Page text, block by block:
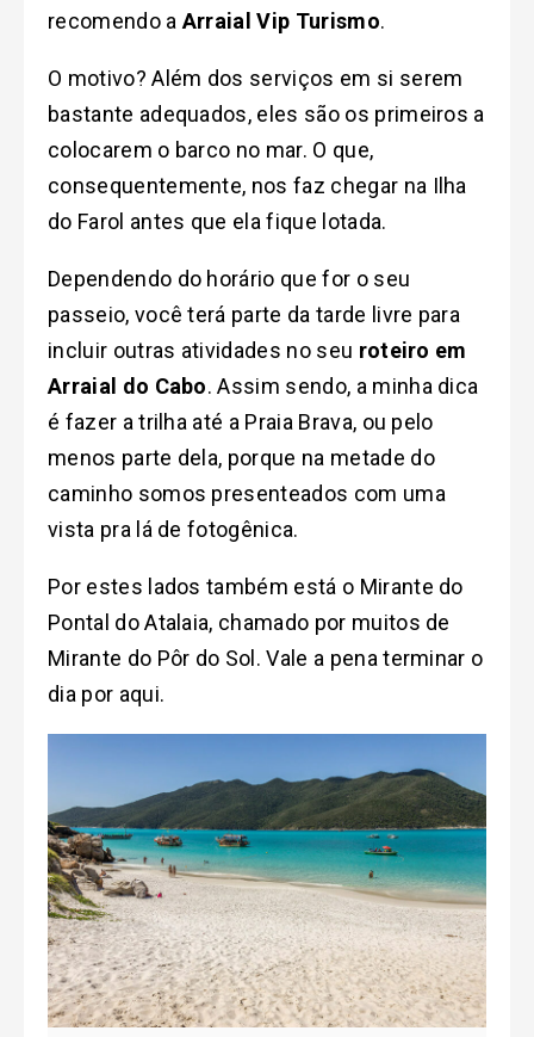
recomendo aArraial Vip Turismo.
O motivo? Além dos serviços em si serem
bastante adequados, eles são os primeiros a
colocarem o barco no mar. O que,
consequentemente, nos faz chegar na Ilha
do Farol antes que ela fique lotada.
Dependendo do horário que for o seu
passeio, você terá parte da tarde livre para
incluir outras atividades no seu roteiro em
Arraial do Cabo. Assim sendo, a minha dica
é fazer a trilha até a Praia Brava, ou pelo
menos parte dela, porque na metade do
caminho somos presenteados com uma
vista pra lá de fotogênica.
Por estes lados também está o Mirante do
Pontal do Atalaia, chamado por muitos de
Mirante do Pôr do Sol. Vale a pena terminar o
dia por aqui.